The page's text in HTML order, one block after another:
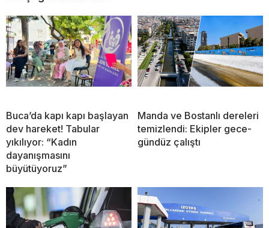
Buca’da kapı kapı başlayan
dev hareket! Tabular
yıkılıyor: “Kadın
dayanışmasını
büyütüyoruz”
Manda ve Bostanlı dereleri
temizlendi: Ekipler gece-
gündüz çalıştı